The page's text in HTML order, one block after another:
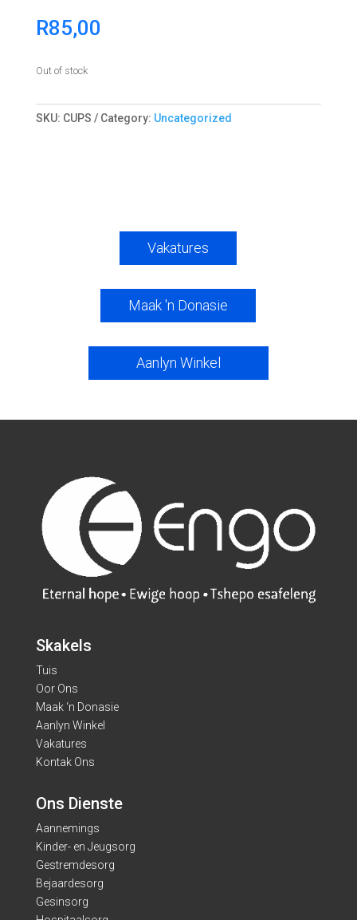
R85,00
Out of stock
SKU: CUPS Category: Uncategorized
Vakatures
Maak 'n Donasie
Aanlyn Winkel
Skakels
Tuis
Oor Ons
Maak ‘n Donasie
Aanlyn Winkel
Vakatures
Kontak Ons
Ons Dienste
Aannemings
Kinder- en Jeugsorg
Gestremdesorg
Bejaardesorg
Gesinsorg